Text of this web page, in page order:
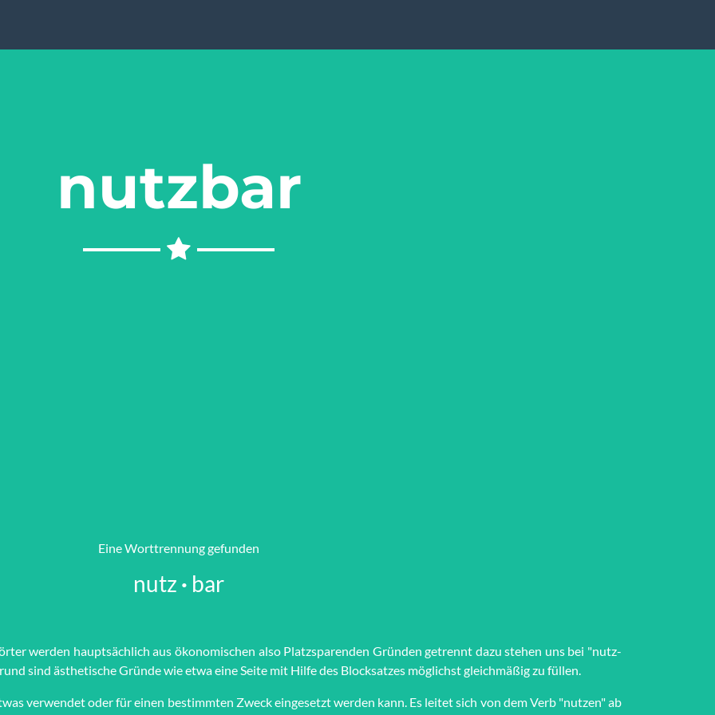
nutzbar
Eine Worttrennung gefunden
nutz · bar
werden haupt­sächlich aus öko­no­mi­schen also Platz­spar­en­den Grün­den getrennt dazu stehen uns bei "nutz­
sind äs­the­tische Grün­de wie et­wa eine Seite mit Hilfe des Block­satzes möglichst gleich­mä­ßig zu füllen.
verwendet oder für einen bestimmten Zweck eingesetzt werden kann. Es leitet sich von dem Verb "nutzen" ab